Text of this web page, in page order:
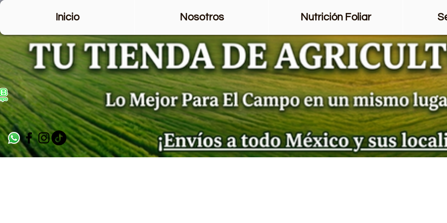
Inicio Nosotros Nutrición Foliar